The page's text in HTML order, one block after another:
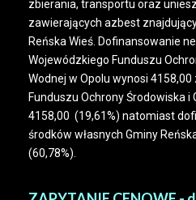
zbierania, transportu oraz
zawierających azbest
Reńska Wieś. Dofinansowanie
Wojewódzkiego Funduszu
Wodnej w Opolu wynosi 4158,00
Funduszu Ochrony Środowiska i
4158,00 (19,61%) natomiast
środków własnych Gminy
(60,78%).